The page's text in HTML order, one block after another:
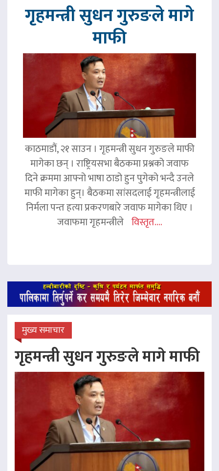
गृहमन्त्री सुधन गुरुङले मागे
माफी
काठमाडौं, २१ साउन । गृहमन्त्री सुधन गुरुङले माफी
मागेका छन् । राष्ट्रियसभा बैठकमा प्रश्नको जवाफ
दिने क्रममा आफ्नो भाषा ठाडो हुन पुगेको भन्दै उनले
माफी मागेका हुन्। बैठकमा सांसदलाई गृहमन्त्रीलाई
निर्मला पन्त हत्या प्रकरणबारे जवाफ मागेका थिए ।
जवाफमा गृहमन्त्रीले विस्तृत....
मुख्य समाचार
गृहमन्त्री सुधन गुरुङले मागे माफी